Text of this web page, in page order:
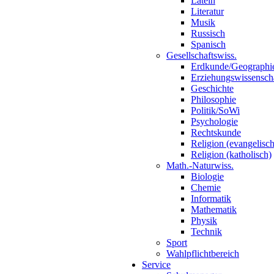
Literatur
Musik
Russisch
Spanisch
Gesellschaftswiss.
Erdkunde/
Geschichte
Philosophie
Politik/SoWi
Psychologie
Rechtskunde
Religion
Religion (katholisch)
Math.-Naturwiss.
Biologie
Chemie
Informatik
Mathematik
Physik
Technik
Sport
Wahlpflichtbereich
Service